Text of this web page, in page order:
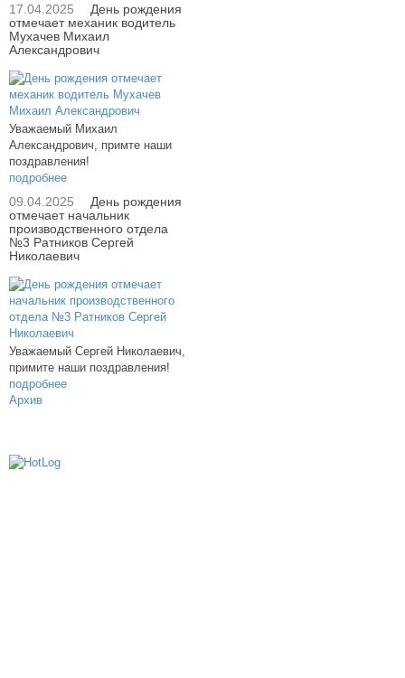
17.04.2025
День рождения
отмечает механик водитель
Мухачев Михаил
Александрович
Уважаемый Михаил
Александрович, примте наши
поздравления!
подробнее
09.04.2025
День рождения
отмечает начальник
производственного отдела
№3 Ратников Сергей
Николаевич
Уважаемый Сергей Николаевич,
примите наши поздравления!
подробнее
Архив